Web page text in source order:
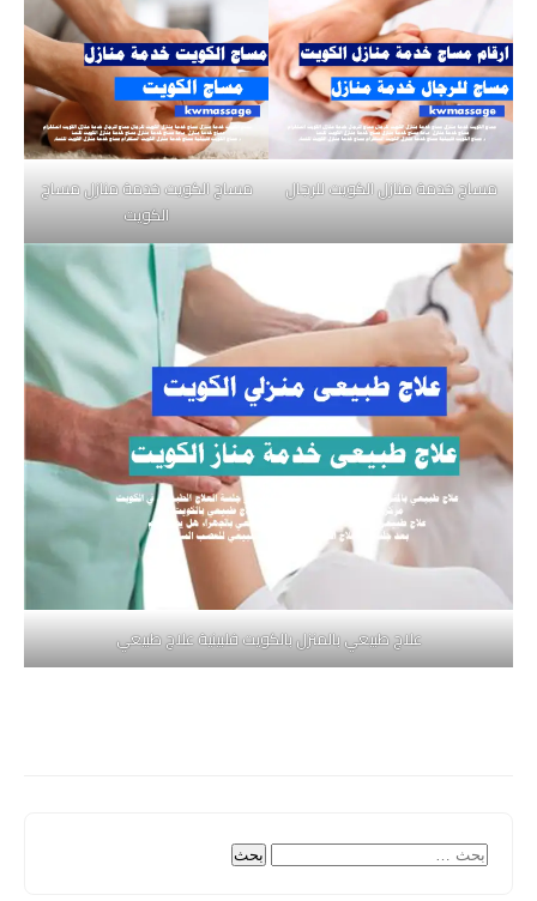
مساج خدمة منازل الكويت للرجال
مساج الكويت خدمة منازل مساج
الكويت
علاج طبيعي بالمنزل بالكويت فلبينية علاج طبيعي
البحث